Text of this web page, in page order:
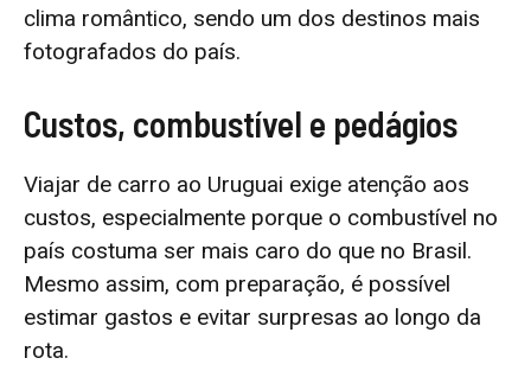
clima romântico, sendo um dos destinos mais
fotografados do país.
Custos, combustível e pedágios
Viajar de carro ao Uruguai exige atenção aos
custos, especialmente porque o combustível no
país costuma ser mais caro do que no Brasil.
Mesmo assim, com preparação, é possível
estimar gastos e evitar surpresas ao longo da
rota.